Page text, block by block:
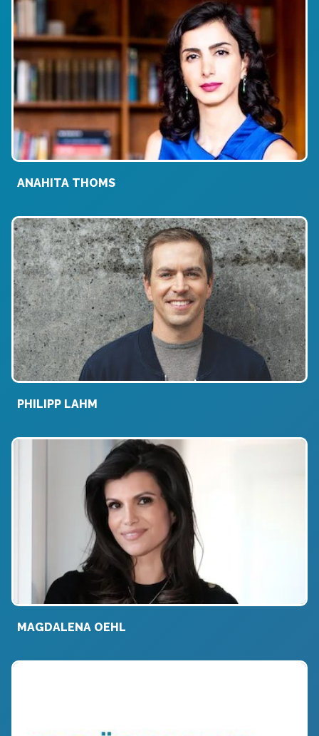
ANAHITA THOMS
PHILIPP LAHM
MAGDALENA OEHL